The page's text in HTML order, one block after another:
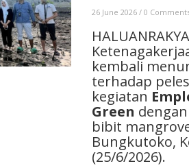
26 June 2026 / 0
kembali
terhadap
kegiatan
Green
bibit
Bungkutoko,
(25/6/2026).